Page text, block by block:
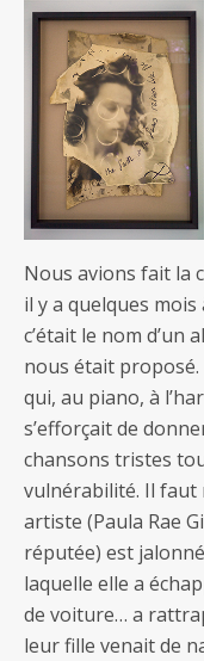
Nous avions fait la
il y a quelques mois
c’était le nom d’un
nous était
qui, au piano, à
s’efforçait de
chansons tristes
vulnérabilité. Il faut
artiste (Paula Rae
réputée) est
laquelle elle a
de voiture… a
leur fille venait de